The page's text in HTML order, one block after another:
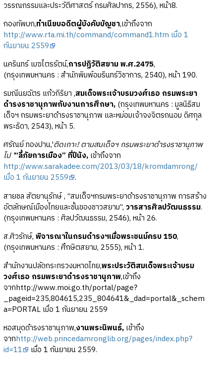
วรรณกรรมและประวัติศาสตร์ กรมศิลปากร, 2556), หน้า8.
กองทัพบก,ทำเนียบอดีตผู้บังคับบัญชา,เข้าถึงจาก
http://www.rta.mi.th/command/command1.htm เมื่อ 1
กันยายน 2559
นครินทร์ เมฆไตรรัตน์,การปฏิวัติสยาม พ.ศ.2475,
(กรุงเทพมหานคร : สำนักพิมพ์อมรินทร์วิชาการ, 2540), หน้า 190.
รมณีนยฉัตร แก้วกิริยา ,สมเด็จพระเจ้าบรมวงศ์เธอ กรมพระยา
ดำรงราชานุภาพกับงานการศึกษา,(กรุงเทพมหานคร : มูลนิธิสม
เด็จฯ กรมพระยาดำรงราชานุภาพ และหม่อมเจ้าจงจิตรถนอม ดิศกุล
พระธิดา, 2543), หน้า 5.
ศรัณย์ ทองปาน,'ติดเกาะ! ตามสมเด็จฯ กรมพระยาดำรงราชานุภาพ
ไป '“ลี้ภัยการเมือง” ที่ปีนัง,เข้าถึงจาก
http://www.sarakadee.com/2013/03/18/kromdamrong/
เมื่อ 1 กันยายน 2559 .
สายชล สัตยานุรักษ์ , “สมเด็จฯกรมพระยาดำรงราชานุภาพ การสร้าง
อัตลักษณ์เมืองไทยและชั้นของชาวสยาม”, วารสารศิลปวัฒนธรรม.
(กรุงเทพมหานคร : ศิลปวัฒนธรรม, 2546), หน้า 26.
ส.ศิวรักษ์, พิจารณาในกรมดำรงฯเมื่อพระชนม์ครบ 150,
(กรุงเทพมหานคร : ศึกษิตสยาม, 2555), หน้า 1.
สำนักงานปลัดกระทรวงมหาดไทย,พระประวัติสมเด็จพระเจ้าบรม
วงศ์เธอ กรมพระยาดำรงราชานุภาพ,เข้าถึง
จากhttp://www.moi.go.th/portal/page?
_pageid=235,804615,235_804641&_dad=portal&_schem
a=PORTAL เมื่อ 1 กันยายน 2559
หอสมุดดำรงราชานุภาพ,งานพระนิพนธ์,เข้าถึง
จากhttp://web.princedamronglib.org/pages/index.php?
id=11
เมื่อ 1 กันยายน 2559.